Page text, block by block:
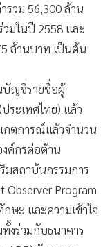
รวม 56,300 ล้าน
มในปี 2558 และ
ล้านบาท เป็นต้น
บัญชีรายชื่อผู้
ระเทศไทย) แล้ว
กตการณ์แล้วจำนวน
ค์กรต่อต้าน
มสถาบันกรรมการ
Program
ษะ และความเข้าใจ
งร่วมกับธนาคาร